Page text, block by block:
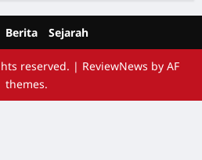
Berita Sejarah
reserved. | ReviewNews by AF
themes.